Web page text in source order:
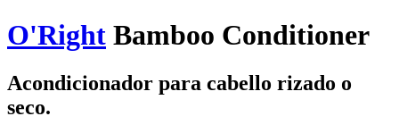
O'Right Bamboo Conditioner
Acondicionador para cabello rizado o
seco.